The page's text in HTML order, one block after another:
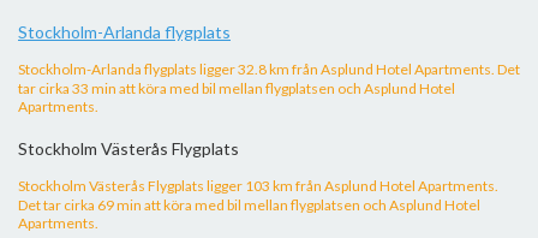
Stockholm-Arlanda flygplats
Stockholm-Arlanda flygplats ligger 32.8 km från Asplund Hotel Apartments. Det
tar cirka 33 min att köra med bil mellan flygplatsen och Asplund Hotel
Apartments.
Stockholm Västerås Flygplats
Stockholm Västerås Flygplats ligger 103 km från Asplund Hotel Apartments.
Det tar cirka 69 min att köra med bil mellan flygplatsen och Asplund Hotel
Apartments.